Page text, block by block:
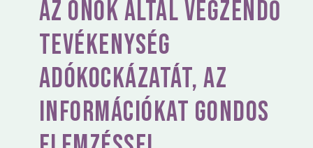
az Önök által végzendő
tevékenység
adókockázatát, az
információkat gondos